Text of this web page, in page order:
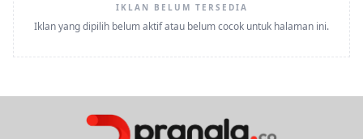
IKLAN BELUM TERSEDIA
Iklan yang dipilih belum aktif atau belum cocok untuk halaman ini.